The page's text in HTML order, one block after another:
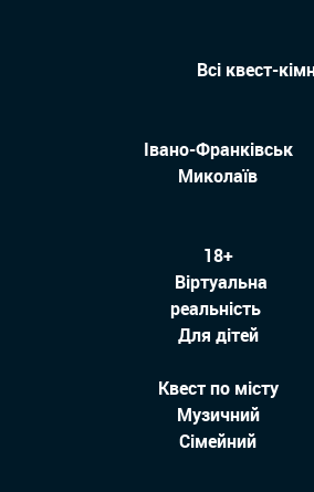
Всі квест-
Івано-Франківськ
Миколаїв
18+
Віртуальна
реальність
Для дітей
Квест по місту
Музичний
Сімейний